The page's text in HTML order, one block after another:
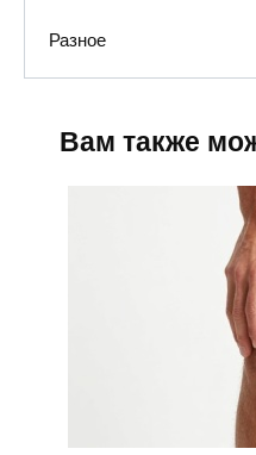
Разное
Вам также